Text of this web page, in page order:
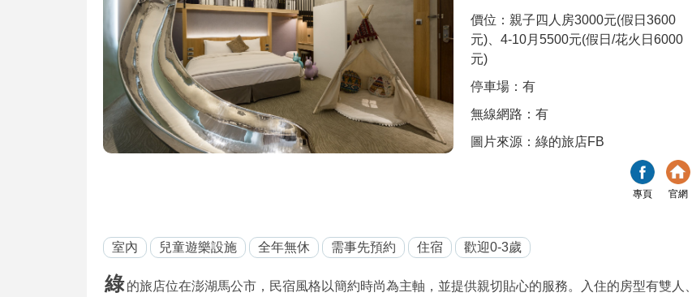
價位：親子四人房3000元(假日3600
元)、4-10月5500元(假日/花火日6000
元)
停車場：有
無線網路：有
圖片來源：綠的旅店FB
專頁 官網
室內 兒童遊樂設施 全年無休 需事先預約 住宿 歡迎0-3歲
綠 的旅店位在澎湖馬公市，民宿風格以簡約時尚為主軸，並提供親切貼心的服務。入住的房型有雙人、